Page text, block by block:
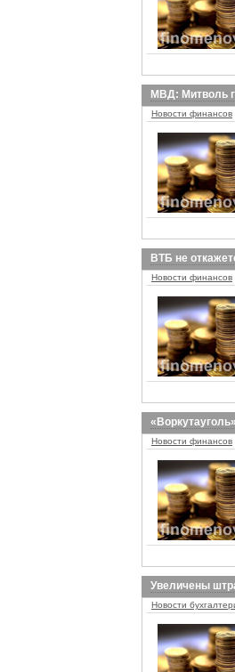
МВД: Митволь
Новости финансов
ВТБ не
Новости финансов
Новости финансов
Увеличены
Новости